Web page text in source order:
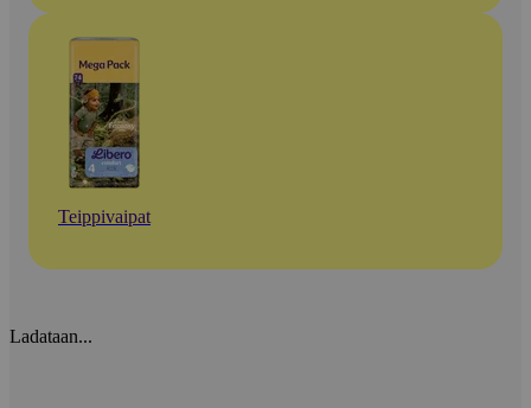
Teippivaipat
Ladataan...